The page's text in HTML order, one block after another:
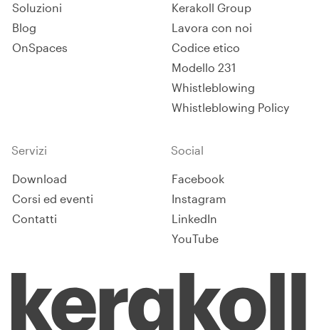
Soluzioni
Blog
OnSpaces
Kerakoll Group
Lavora con noi
Codice etico
Modello 231
Whistleblowing
Whistleblowing Policy
Servizi
Download
Corsi ed eventi
Contatti
Social
Facebook
Instagram
LinkedIn
YouTube